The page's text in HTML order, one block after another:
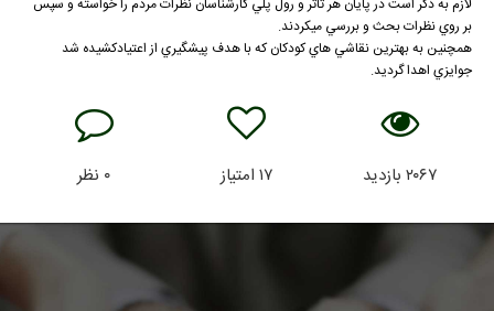
لازم به ذكر است در پايان هر تاتر و رول پلي كارشناسان نظرات مردم را خواسته و سپس
بر روي نظرات بحث و بررسي ميكردند.
همچنين به بهترين نقاشي هاي كودكان كه با هدف پيشگيري از اعتيادكشيده شد
جوايزي اهدا گرديد.
۲۰۶۷ بازدید ۱۷ امتیاز ۰ نظر